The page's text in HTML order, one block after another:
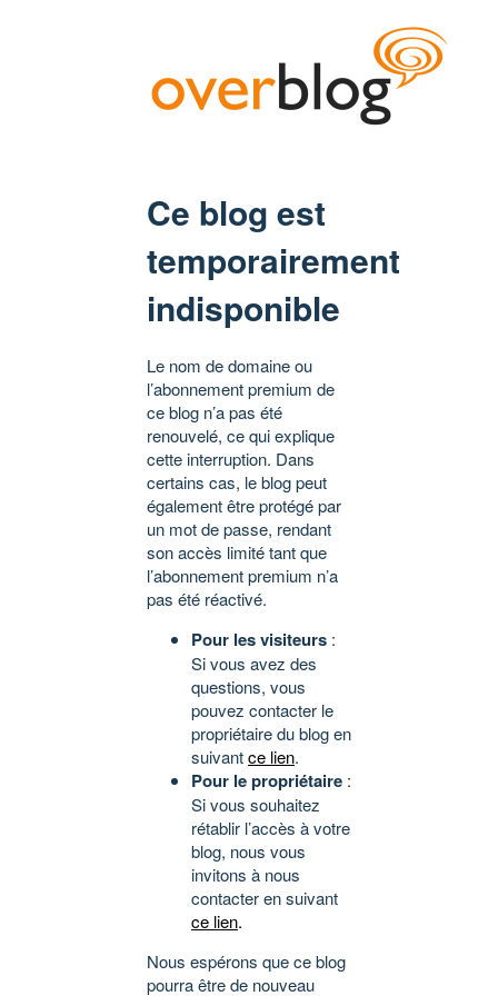
Ce blog est
temporairement
indisponible
Le nom de domaine ou
l’abonnement premium de
ce blog n’a pas été
renouvelé, ce qui explique
cette interruption. Dans
certains cas, le blog peut
également être protégé par
un mot de passe, rendant
son accès limité tant que
l’abonnement premium n’a
pas été réactivé.
Pour les visiteurs :
Si vous avez des
questions, vous
pouvez contacter le
propriétaire du blog en
suivantce lien.
Pour le propriétaire :
Si vous souhaitez
rétablir l’accès à votre
blog, nous vous
invitons à nous
contacter en suivant
ce lien.
Nous espérons que ce blog
pourra être de nouveau